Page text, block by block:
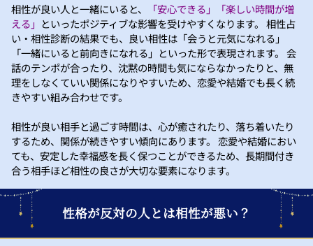
相性が良い人と一緒にいると、
「安心できる」「楽しい時間が増
える」 といったポジティブな影響を受けやすくなります。 相性占
い・相性診断の結果でも、良い相性は「会うと元気になれる」
「一緒にいると前向きになれる」といった形で表現されます。 会
話のテンポが合ったり、沈黙の時間も気にならなかったりと、無
理をしなくていい関係になりやすいため、恋愛や結婚でも長く続
きやすい組み合わせです。
相性が良い相手と過ごす時間は、心が癒されたり、落ち着いたり
するため、関係が続きやすい傾向にあります。 恋愛や結婚におい
ても、安定した幸福感を長く保つことができるため、長期間付き
合う相手ほど相性の良さが大切な要素になります。
性格が反対の人とは相性が悪い？